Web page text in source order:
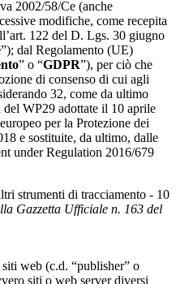
2002/58/Ce (anche
modifiche, come recepita
122 del D. Lgs. 30 giugno
”); dal Regolamento (UE)
” o “GDPR”), per ciò che
di consenso di cui agli
32, come da ultimo
WP29 adottate il 10 aprile
per la Protezione dei
e sostituite, da ultimo, dalle
under Regulation 2016/679
strumenti di tracciamento - 10
Gazzetta Ufficiale n. 163 del
web (c.d. “publisher” o
siti o web server diversi